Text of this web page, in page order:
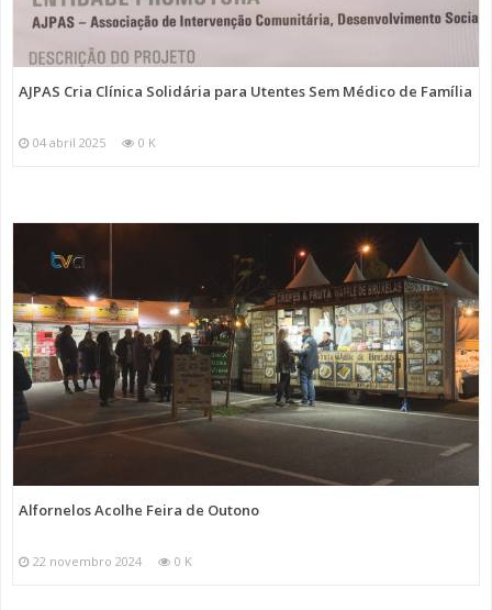
AJPAS Cria Clínica Solidária para Utentes Sem Médico de Família
04 abril 2025 0 K
Alfornelos Acolhe Feira de Outono
22 novembro 2024 0 K